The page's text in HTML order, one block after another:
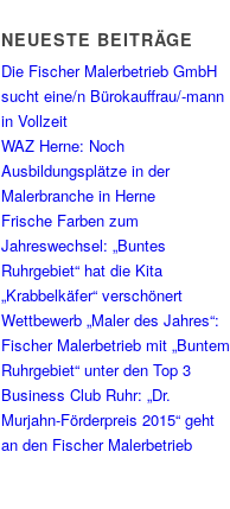
NEUESTE BEITRÄGE
Die Fischer Malerbetrieb GmbH
sucht eine/n Bürokauffrau/-mann
in Vollzeit
WAZ Herne: Noch
Ausbildungsplätze in der
Malerbranche in Herne
Frische Farben zum
Jahreswechsel: „Buntes
Ruhrgebiet“ hat die Kita
„Krabbelkäfer“ verschönert
Wettbewerb „Maler des Jahres“:
Fischer Malerbetrieb mit „Buntem
Ruhrgebiet“ unter den Top 3
Business Club Ruhr: „Dr.
Murjahn-Förderpreis 2015“ geht
an den Fischer Malerbetrieb